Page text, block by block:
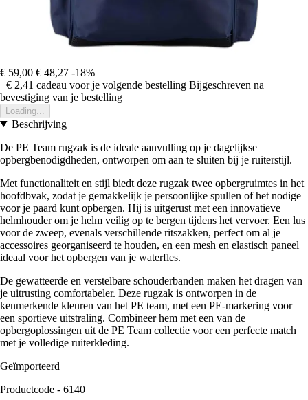
€ 59,00 € 48,27 -18%
+€ 2,41 cadeau voor je volgende bestelling Bijgeschreven na
bevestiging van je bestelling
Loading...
Beschrijving
De PE Team rugzak is de ideale aanvulling op je dagelijkse
opbergbenodigdheden, ontworpen om aan te sluiten bij je ruiterstijl.
Met functionaliteit en stijl biedt deze rugzak twee opbergruimtes in het
hoofdbvak, zodat je gemakkelijk je persoonlijke spullen of het nodige
voor je paard kunt opbergen. Hij is uitgerust met een innovatieve
helmhouder om je helm veilig op te bergen tijdens het vervoer. Een lus
voor de zweep, evenals verschillende ritszakken, perfect om al je
accessoires georganiseerd te houden, en een mesh en elastisch paneel
ideaal voor het opbergen van je waterfles.
De gewatteerde en verstelbare schouderbanden maken het dragen van
je uitrusting comfortabeler. Deze rugzak is ontworpen in de
kenmerkende kleuren van het PE team, met een PE-markering voor
een sportieve uitstraling. Combineer hem met een van de
opbergoplossingen uit de PE Team collectie voor een perfecte match
met je volledige ruiterkleding.
Geïmporteerd
Productcode - 6140